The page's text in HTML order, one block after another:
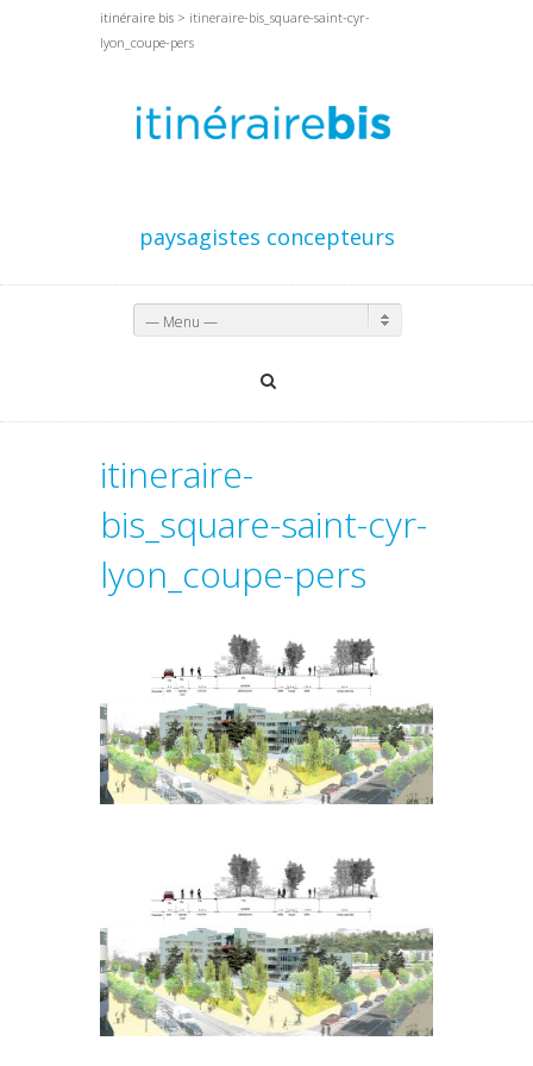
itinéraire bis > itineraire-bis_square-saint-cyr-
lyon_coupe-pers
paysagistes concepteurs
— Menu —
itineraire-
bis_square-saint-cyr-
lyon_coupe-pers